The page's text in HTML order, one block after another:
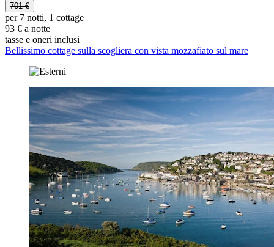
701 €
per 7 notti, 1 cottage
93 € a notte
tasse e oneri inclusi
Bellissimo cottage sulla scogliera con vista mozzafiato sul mare